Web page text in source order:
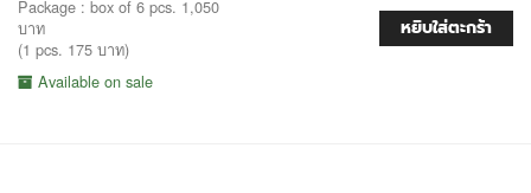
Package : box of 6 pcs. 1,050
บาท
(1 pcs. 175 บาท)
Available on sale
หยิบใส่ตะกร้า